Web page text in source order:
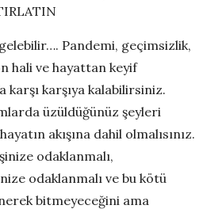
Pandemi, geçimsizlik,
hali ve hayattan keyif
karşıya kalabilirsiniz.
üzüldüğünüz şeyleri
akışına dahil olmalısınız.
odaklanmalı,
odaklanmalı ve bu kötü
bitmeyeceğini ama